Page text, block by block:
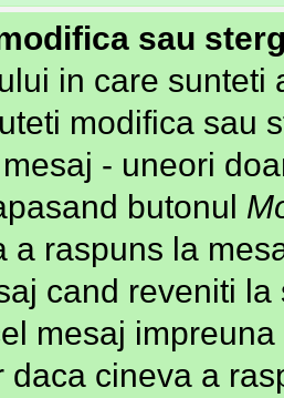
sau
in care
modifica sau
- uneori
butonul
a raspuns la
cand reveniti
mesaj
daca cineva a